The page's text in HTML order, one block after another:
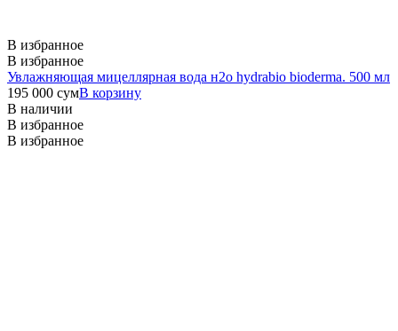
В избранное
В избранное
Увлажняющая мицеллярная вода н2о hydrabio bioderma. 500 мл
195 000 сумВ корзину
В наличии
В избранное
В избранное